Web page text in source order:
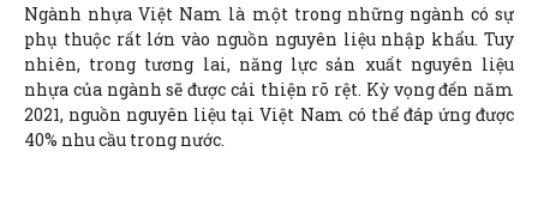
Ngành nhựa Việt Nam là một trong những ngành có sự
phụ thuộc rất lớn vào nguồn nguyên liệu nhập khẩu. Tuy
nhiên, trong tương lai, năng lực sản xuất nguyên liệu
nhựa của ngành sẽ được cải thiện rõ rệt. Kỳ vọng đến năm
2021, nguồn nguyên liệu tại Việt Nam có thể đáp ứng được
40% nhu cầu trong nước.